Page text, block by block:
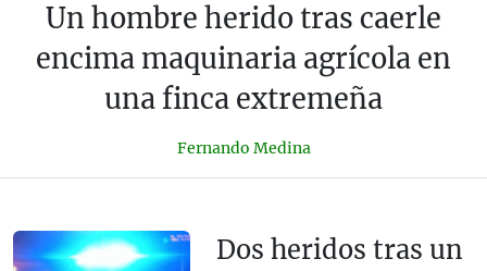
Un hombre herido tras caerle
encima maquinaria agrícola en
una finca extremeña
Fernando Medina
Dos heridos tras un